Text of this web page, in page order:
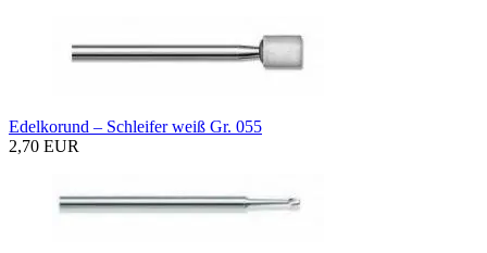
Edelkorund – Schleifer weiß Gr. 055
2,70 EUR